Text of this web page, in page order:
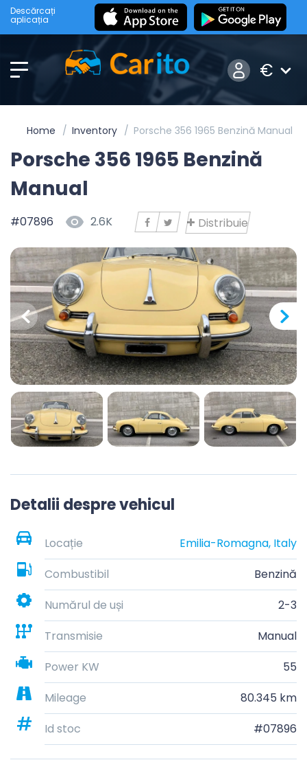
Descărcați
aplicația
€
Home Inventory Porsche 356 1965 Benzină Manual
Porsche 356 1965 Benzină
Manual
#07896 2.6K Distribuie
Detalii despre vehicul
Locație
Emilia-Romagna, Italy
Combustibil
Benzină
Numărul de uși
2-3
Transmisie
Manual
Power KW
55
Mileage
80.345 km
Id stoc
#07896